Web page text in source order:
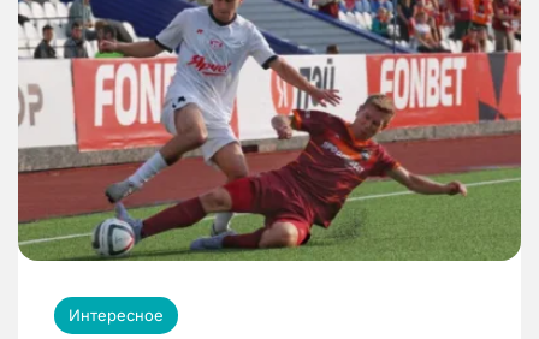
Интересное